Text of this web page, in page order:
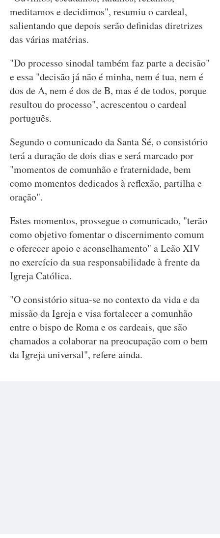
meditamos e decidimos", resumiu o cardeal,
salientando que depois serão definidas diretrizes
das várias matérias.
"Do processo sinodal também faz parte a decisão"
e essa "decisão já não é minha, nem é tua, nem é
dos de A, nem é dos de B, mas é de todos, porque
resultou do processo", acrescentou o cardeal
português.
Segundo o comunicado da Santa Sé, o consistório
terá a duração de dois dias e será marcado por
"momentos de comunhão e fraternidade, bem
como momentos dedicados à reflexão, partilha e
oração".
Estes momentos, prossegue o comunicado, "terão
como objetivo fomentar o discernimento comum
e oferecer apoio e aconselhamento" a Leão XIV
no exercício da sua responsabilidade à frente da
Igreja Católica.
"O consistório situa-se no contexto da vida e da
missão da Igreja e visa fortalecer a comunhão
entre o bispo de Roma e os cardeais, que são
chamados a colaborar na preocupação com o bem
da Igreja universal", refere ainda.